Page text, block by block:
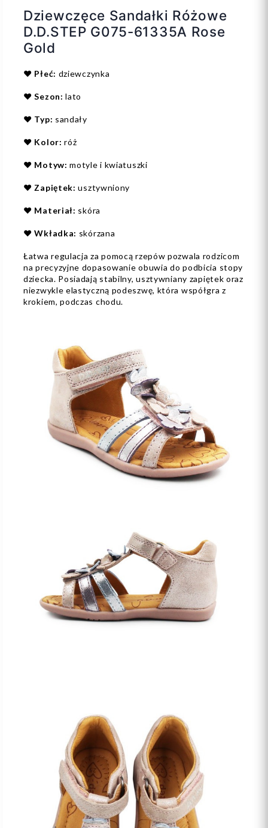
Dziewczęce Sandałki Różowe
D.D.STEP G075-61335A Rose
Gold
❤️ Płeć: dziewczynka
❤️Sezon:lato
❤️ Typ: sandały
❤️ Kolor: róż
❤️ Motyw: motyle i kwiatuszki
❤️ Zapiętek:usztywniony
❤️ Materiał: skóra
❤️Wkładka: skórzana
Łatwa regulacja za pomocą rzepów pozwala rodzicom
na precyzyjne dopasowanie obuwia do podbicia stopy
dziecka. Posiadają stabilny, usztywniany zapiętek oraz
niezwykle elastyczną podeszwę, która współgra z
krokiem, podczas chodu.